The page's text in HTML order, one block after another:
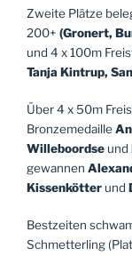
Zweite Plätze
200+ (Gronert,
und 4 x 100m
Tanja Kintrup,
Über 4 x 50m
Bronzemedaille
Willeboordse und
gewannen
Kissenkötter und
Bestzeiten
Schmetterling